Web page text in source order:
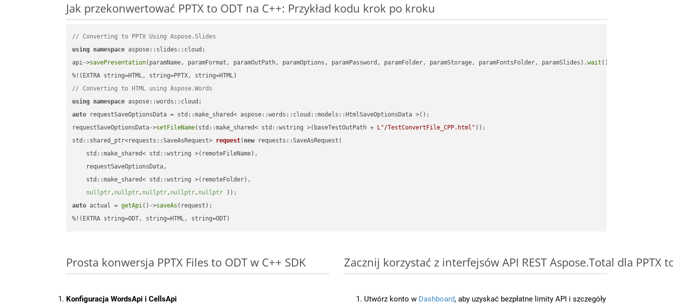
Jak przekonwertować PPTX to ODT na C++: Przykład kodu krok po kroku
// Converting to PPTX Using Aspose.Slides
using namespace aspose::slides::cloud;
api->savePresentation(paramName, paramFormat, paramOutPath, paramOptions, paramPassword, paramFolder, paramStorage, paramFontsFolder, paramSlides).wait ();
// Converting to HTML using Aspose.Words
using namespace
auto requestSaveOptionsData = std::make_shared< aspose::words::cloud::models::HtmlSaveOptionsData >();
requestSaveOptionsData->setFileName(std::make_shared< std::wstring >(baseTestOutPath + L"/TestConvertFile_CPP.html"
std::shared_ptr<requests::SaveAsRequest> request( new requests::SaveAsRequest(
    std::make_shared< std::wstring >(remoteFileName),
    requestSaveOptionsData,
    std::make_shared< std::wstring >(remoteFolder),
nullptr, nullptr, nullptr, nullptr, nullptr ))
auto actual = getApi()->saveAs (request);
%!(EXTRA string=ODT, string=HTML, string=ODT)
Prosta konwersja PPTX Files to ODT w C++ SDK
Konfiguracja WordsApi i CellsApi
Zacznij korzystać z interfejsów API REST Aspose.Total dla PPTX
Utwórz konto w Dashboard, aby uzyskać bezpłatne limity API i szczegóły